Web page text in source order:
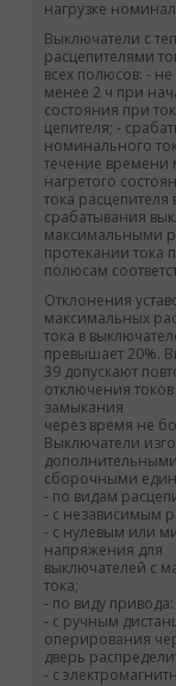
нагрузке
Выключатели с
расцепителями
всех полюсов: -
менее 2 ч при
состояния при
цепителя; -
номинального
течение времени
нагретого
тока расцепителя
срабатывания
максимальными
протекании тока
полюсам
Отклонения
максимальных
тока в
превышает 20%.
39 допускают
отключения
замыкания
через время не
Выключатели
дополнительными
сборочными
- по видам
- с независимым
- с нулевым или
напряжения для
выключателей с
тока;
- по виду привода:
- с ручным
оперирования
дверь
- с